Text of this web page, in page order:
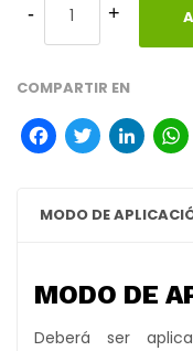
COMPARTIR EN
MODO DE
MODO DE
Deberá ser